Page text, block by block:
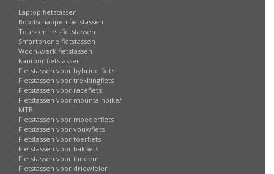
Laptop fietstassen
Boodschappen fietstassen
Tour- en reisfietstassen
Smartphone fietstassen
Woon-werk fietstassen
Kantoor fietstassen
Fietstassen voor hybride fiets
Fietstassen voor trekkingfiets
Fietstassen voor racefiets
Fietstassen voor mountainbike/
MTB
Fietstassen voor moederfiets
Fietstassen voor vouwfiets
Fietstassen voor toerfiets
Fietstassen voor bakfiets
Fietstassen voor tandem
Fietstassen voor driewieler